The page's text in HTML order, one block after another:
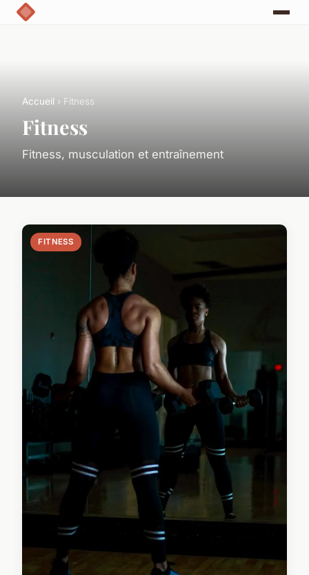
Accueil › Fitness
Fitness
Fitness, musculation et entraînement
FITNESS